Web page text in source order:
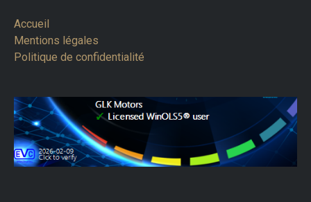
Accueil
Mentions légales
Politique de confidentialité